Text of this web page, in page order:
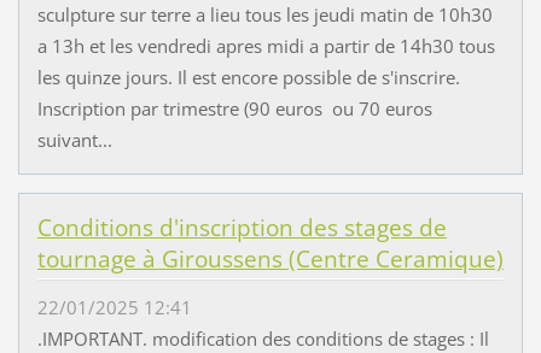
sculpture sur terre a lieu tous les jeudi matin de 10h30
a 13h et les vendredi apres midi a partir de 14h30 tous
les quinze jours. Il est encore possible de s'inscrire.
Inscription par trimestre (90 euros ou 70 euros
suivant...
Conditions d'inscription des stages de
tournage à Giroussens (Centre Ceramique)
22/01/2025 12:41
.IMPORTANT. modification des conditions de stages : Il